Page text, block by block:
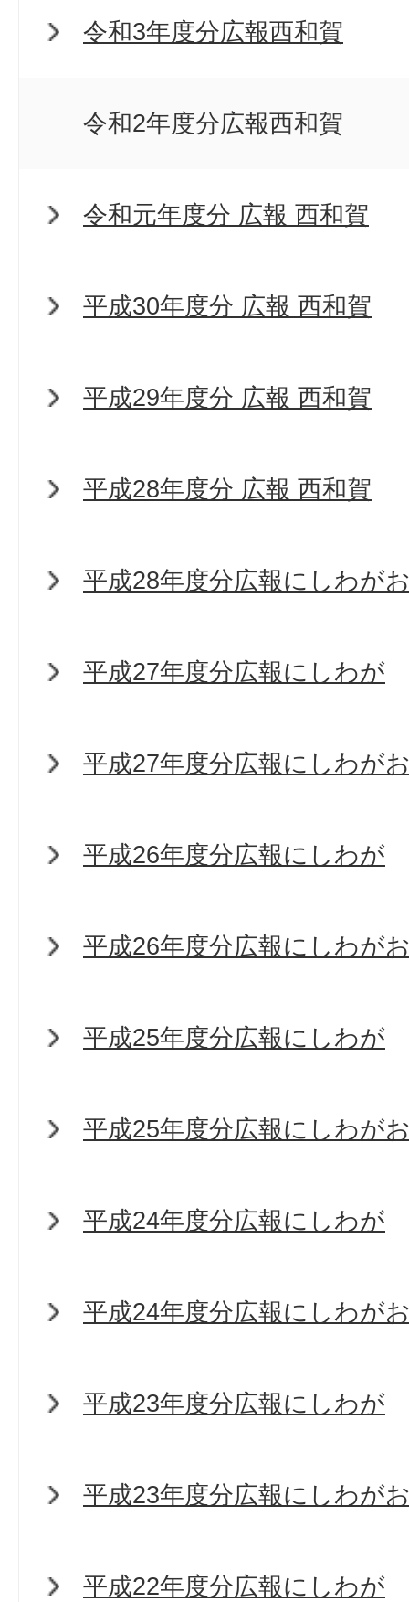
令和3年度分広報西和賀
令和2年度分広報西和賀
令和元年度分 広報 西和賀
平成30年度分 広報 西和賀
平成29年度分 広報 西和賀
平成28年度分 広報 西和賀
平成28年度分広報にしわが
平成27年度分広報にしわが
平成27年度分広報にしわが
平成26年度分広報にしわが
平成26年度分広報にしわが
平成25年度分広報にしわが
平成25年度分広報にしわが
平成24年度分広報にしわが
平成24年度分広報にしわが
平成23年度分広報にしわが
平成23年度分広報にしわが
平成22年度分広報にしわが